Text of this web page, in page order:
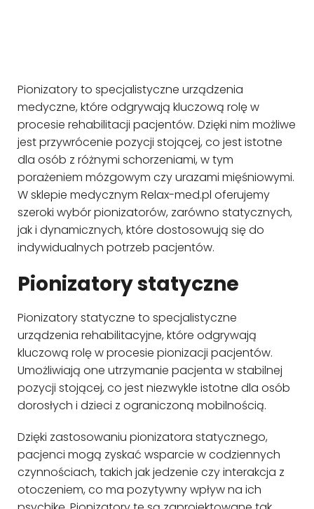
Pionizatory to specjalistyczne urządzenia
medyczne, które odgrywają kluczową rolę w
procesie rehabilitacji pacjentów. Dzięki nim możliwe
jest przywrócenie pozycji stojącej, co jest istotne
dla osób z różnymi schorzeniami, w tym
porażeniem mózgowym czy urazami mięśniowymi.
W sklepie medycznym Relax-med.pl oferujemy
szeroki wybór pionizatorów, zarówno statycznych,
jak i dynamicznych, które dostosowują się do
indywidualnych potrzeb pacjentów.
Pionizatory statyczne
Pionizatory statyczne to specjalistyczne
urządzenia rehabilitacyjne, które odgrywają
kluczową rolę w procesie pionizacji pacjentów.
Umożliwiają one utrzymanie pacjenta w stabilnej
pozycji stojącej, co jest niezwykle istotne dla osób
dorosłych i dzieci z ograniczoną mobilnością.
Dzięki zastosowaniu pionizatora statycznego,
pacjenci mogą zyskać wsparcie w codziennych
czynnościach, takich jak jedzenie czy interakcja z
otoczeniem, co ma pozytywny wpływ na ich